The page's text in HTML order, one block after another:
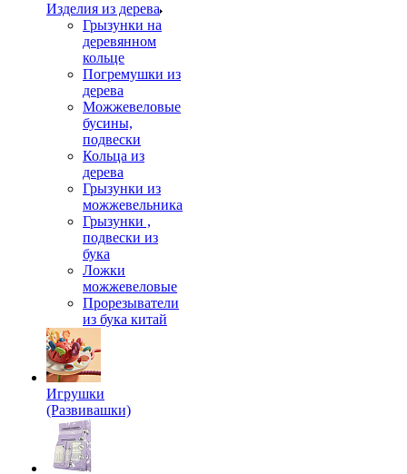
Изделия из дерева
Грызунки на
деревянном
кольце
Погремушки из
дерева
Можжевеловые
бусины,
подвески
Кольца из
дерева
Грызунки из
можжевельника
Грызунки ,
подвески из
бука
Ложки
можжевеловые
Прорезыватели
из бука китай
Игрушки
(Развивашки)